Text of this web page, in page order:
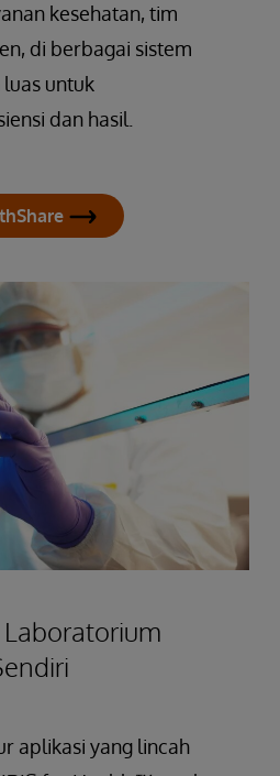
kesehatan, tim
di berbagai sistem
untuk
dan hasil.
aplikasi yang lincah